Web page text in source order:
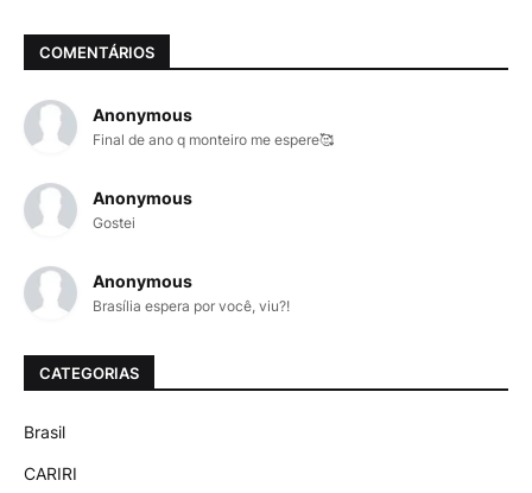
COMENTÁRIOS
Anonymous
Final de ano q monteiro me espere🥰
Anonymous
Gostei
Anonymous
Brasília espera por você, viu?!
CATEGORIAS
Brasil
CARIRI